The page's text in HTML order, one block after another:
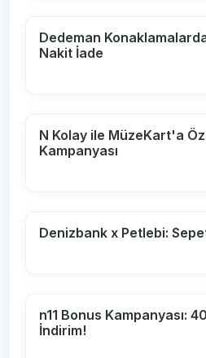
Dedeman
Nakit İade
N Kolay ile MüzeKart'a
Kampanyası
Denizbank x Petlebi:
n11 Bonus Kampanyası:
İndirim!